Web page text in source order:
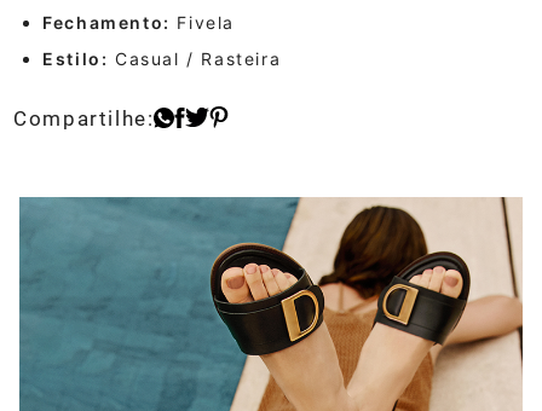
Fechamento: Fivela
Estilo: Casual / Rasteira